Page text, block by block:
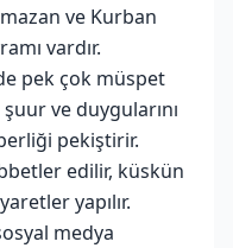
ve Kurban
vardır.
pek çok müspet
ve duygularını
pekiştirir.
edilir, küskün
yapılır.
medya